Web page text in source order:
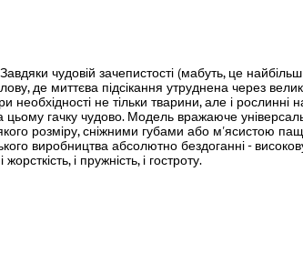
чудовій зачепистості (мабуть, це
де миттєва підсікання утруднена через
необхідності не тільки тварини, але і
цьому гачку чудово. Модель вражаюче
розміру, сніжними губами або м'ясистою
виробництва абсолютно бездоганні -
і пружність, і гостроту.